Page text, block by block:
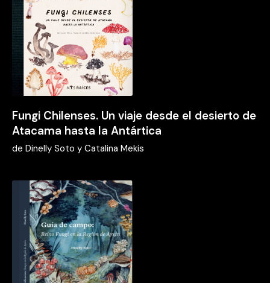
Fungi Chilenses. Un viaje desde el desierto de
Atacama hasta la Antártica
de Dinelly Soto y Catalina Mekis